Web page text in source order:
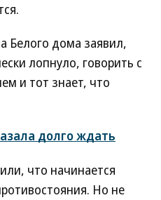
Белого дома заявил,
лопнуло, говорить с
и тот знает, что
долго ждать
что начинается
Но не